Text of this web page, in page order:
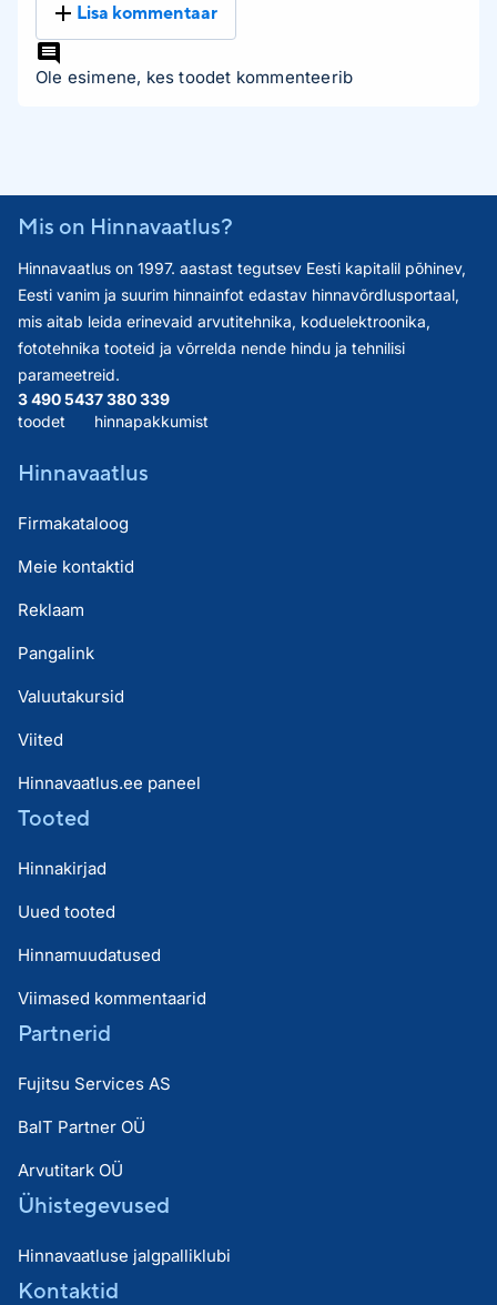
Lisa kommentaar
Ole esimene, kes toodet kommenteerib
Mis on Hinnavaatlus?
Hinnavaatlus on 1997. aastast tegutsev Eesti kapitalil põhinev,
Eesti vanim ja suurim hinnainfot edastav hinnavõrdlusportaal,
mis aitab leida erinevaid arvutitehnika, koduelektroonika,
fototehnika tooteid ja võrrelda nende hindu ja tehnilisi
parameetreid.
3 490 543
toodet
7 380 339
hinnapakkumist
Hinnavaatlus
Firmakataloog
Meie kontaktid
Reklaam
Pangalink
Valuutakursid
Viited
Hinnavaatlus.ee paneel
Tooted
Hinnakirjad
Uued tooted
Hinnamuudatused
Viimased kommentaarid
Partnerid
Fujitsu Services AS
BaIT Partner OÜ
Arvutitark OÜ
Ühistegevused
Hinnavaatluse jalgpalliklubi
Kontaktid